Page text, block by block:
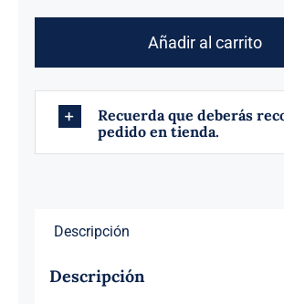
FLOWER
Añadir al carrito
Recuerda que deberás
pedido en tienda.
Descripción
Descripción